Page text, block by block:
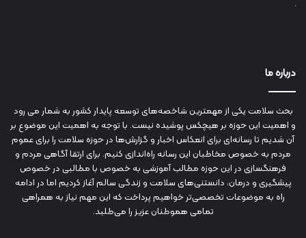
درباره ما
بحث سلامت یکی از مهمترین شاخصه‌های توسعه پایدار کشور به شمار می رود
و اهمیت این حوزه بر هیچکس پوشیده نیست. با توجه به اهمیت این موضوع بر
آن شدیم تا رسانه‌ای برای انعکاس اخبار و گزارش‌ها در حوزه سلامت را برای عموم
مردم به خصوص مخاطبان این رسانه راه‌اندازی کنیم. برای ارتقا آگاهی مردم و
فرهنگسازی در این حوزه مطالب آموزشی به خصوص با مطالبی در خصوص
پیشگیری و درمان، دانستنی‌های سلامت و زندگی سالم آغاز کردیم اما در ادامه
راه به موضوعات تخصصی‌تر خواهیم پرداخت که این مهم نیاز به همراهی
تمامی هموطنان عزیز را می‌طلبد.